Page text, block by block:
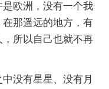
欧洲，没有一个我
那遥远的地方，有
所以自己也就不再
没有星星、没有月